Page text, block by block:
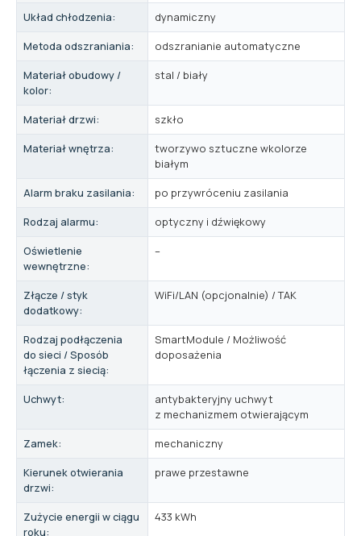
Układ chłodzenia:
dynamiczny
Metoda odszraniania:
odszranianie automatyczne
Materiał obudowy /
kolor:
stal / biały
Materiał drzwi:
szkło
Materiał wnętrza:
tworzywo sztuczne wkolorze
białym
Alarm braku zasilania:
po przywróceniu zasilania
Rodzaj alarmu:
optyczny i dźwiękowy
Oświetlenie
wewnętrzne:
–
Złącze / styk
dodatkowy:
WiFi/LAN (opcjonalnie) / TAK
Rodzaj podłączenia
do sieci / Sposób
łączenia z siecią:
SmartModule / Możliwość
doposażenia
Uchwyt:
antybakteryjny uchwyt
z mechanizmem otwierającym
Zamek:
mechaniczny
Kierunek otwierania
drzwi:
prawe przestawne
Zużycie energii w ciągu
roku:
433 kWh